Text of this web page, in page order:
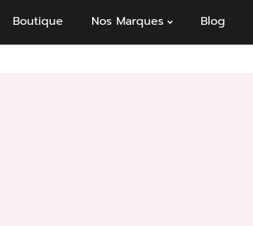
Boutique Nos Marques Blog